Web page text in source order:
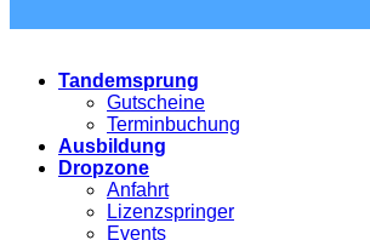
Tandemsprung
Gutscheine
Terminbuchung
Ausbildung
Dropzone
Anfahrt
Lizenzspringer
Events